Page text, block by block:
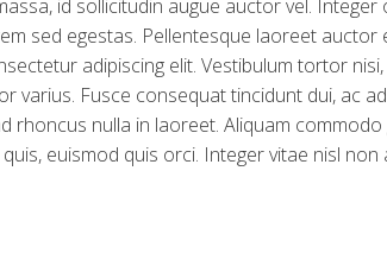
id sollicitudin augue auctor vel.
sed egestas. Pellentesque laoreet
adipiscing elit. Vestibulum tortor
varius. Fusce consequat tincidunt dui, ac
rhoncus nulla in laoreet. Aliquam
euismod quis orci. Integer vitae nisl